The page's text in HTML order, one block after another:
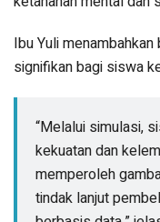
Ibu Yuli
signifikan bagi siswa
“Melalui simulasi,
kekuatan dan
memperoleh
tindak lanjut